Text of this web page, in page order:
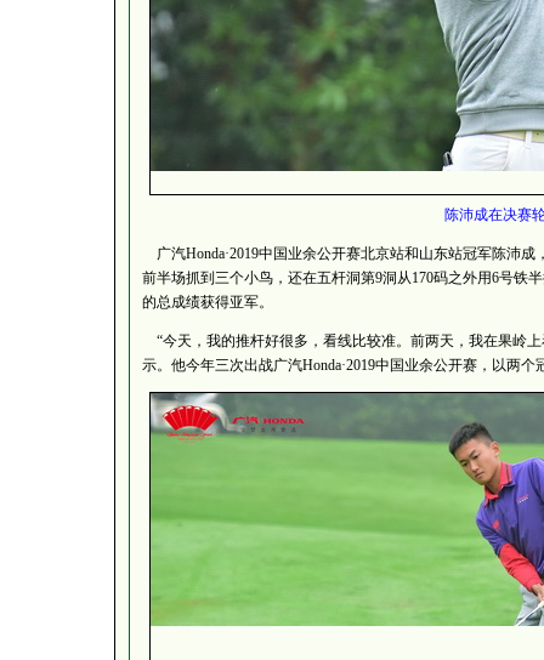
陈沛成在决赛
广汽Honda·2019中国业余公开赛北京站和山东站冠军陈沛
前半场抓到三个小鸟，还在五杆洞第9洞从170码之外用6号铁
的总成绩获得亚军。
“今天，我的推杆好很多，看线比较准。前两天，我在果岭
示。他今年三次出战广汽Honda·2019中国业余公开赛，以两